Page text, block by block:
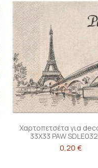
Χαρτοπετσέτα για
33X33 PAW
0,20 €